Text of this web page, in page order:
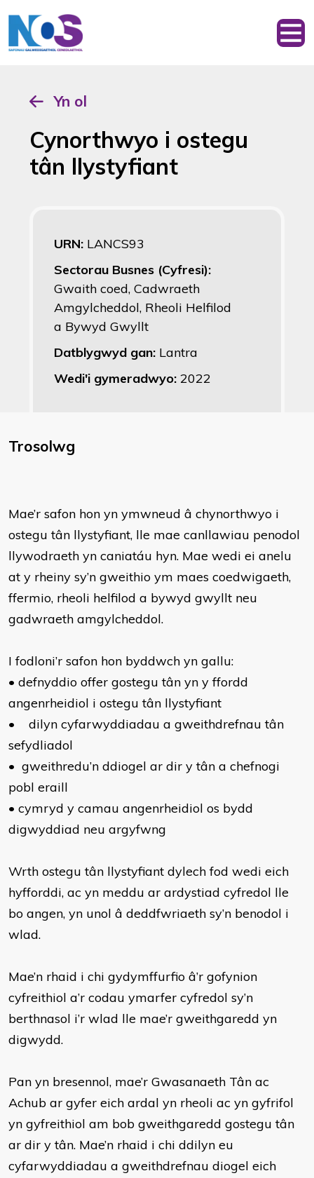
Yn ol
Cynorthwyo i ostegu
tân llystyfiant
URN: LANCS93
Sectorau Busnes (Cyfresi):
Gwaith coed, Cadwraeth
Amgylcheddol, Rheoli Helfilod
a Bywyd Gwyllt
Datblygwyd gan: Lantra
Wedi'i gymeradwyo: 2022
Trosolwg
Mae’r safon hon yn ymwneud â chynorthwyo i
ostegu tân llystyfiant, lle mae canllawiau penodol
llywodraeth yn caniatáu hyn. Mae wedi ei anelu
at y rheiny sy’n gweithio ym maes coedwigaeth,
ffermio, rheoli helfilod a bywyd gwyllt neu
gadwraeth amgylcheddol.
I fodloni’r safon hon byddwch yn gallu:
• defnyddio offer gostegu tân yn y ffordd
angenrheidiol i ostegu tân llystyfiant
•
dilyn cyfarwyddiadau a gweithdrefnau tân
sefydliadol
• gweithredu’n ddiogel ar dir y tân a chefnogi
pobl eraill
• cymryd y camau angenrheidiol os bydd
digwyddiad neu argyfwng
Wrth ostegu tân llystyfiant dylech fod wedi eich
hyfforddi, ac yn meddu ar ardystiad cyfredol lle
bo angen, yn unol â deddfwriaeth sy’n benodol i
wlad.
Mae’n rhaid i chi gydymffurfio â’r gofynion
cyfreithiol a’r codau ymarfer cyfredol sy’n
berthnasol i’r wlad lle mae’r gweithgaredd yn
digwydd.
Pan yn bresennol, mae’r Gwasanaeth Tân ac
Achub ar gyfer eich ardal yn rheoli ac yn gyfrifol
yn gyfreithiol am bob gweithgaredd gostegu tân
ar dir y tân. Mae’n rhaid i chi ddilyn eu
cyfarwyddiadau a gweithdrefnau diogel eich